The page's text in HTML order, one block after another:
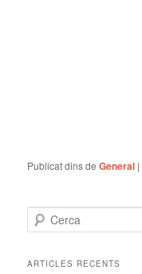
Publicat dins de General |
e
c
ARTICLES RECENTS